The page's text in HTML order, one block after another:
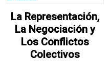
La Representación,
La Negociación y
Los Conflictos
Colectivos